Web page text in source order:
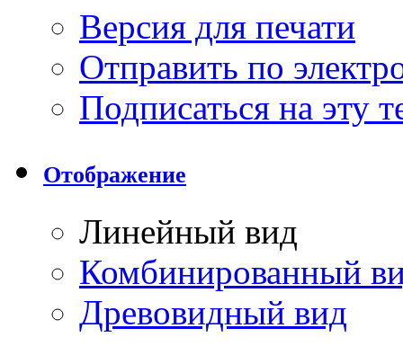
Версия для печати
Отправить по
Подписаться на эту
Отображение
Линейный вид
Комбинированный
Древовидный вид